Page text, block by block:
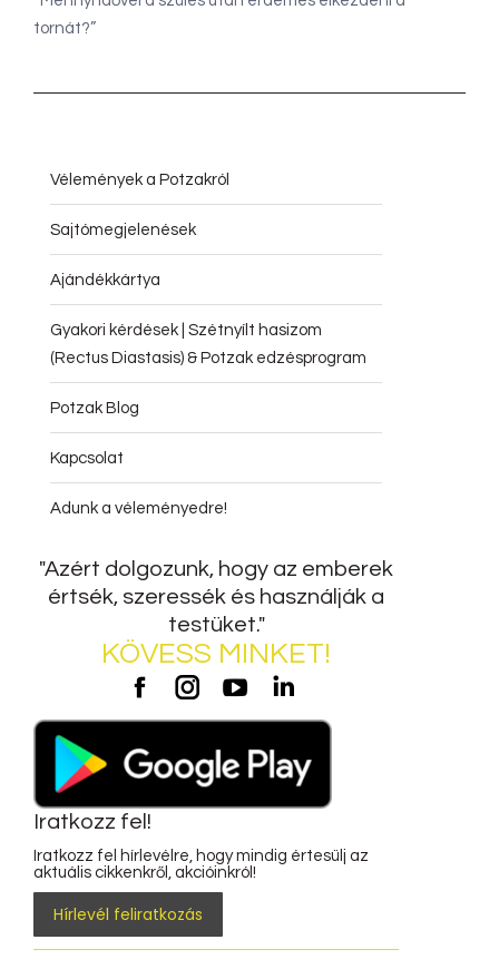
tornát?”
Vélemények a Potzakról
Sajtómegjelenések
Ajándékkártya
Gyakori kérdések | Szétnyílt hasizom
(Rectus Diastasis) & Potzak edzésprogram
Potzak Blog
Kapcsolat
Adunk a véleményedre!
"Azért dolgozunk, hogy az emberek
értsék, szeressék és használják a
testüket."
KÖVESS MINKET!
Potzak
Facebook
Potzak
Instagram
Potzak
Youtube
Potzak
LinkedIn
Iratkozz fel!
Iratkozz fel hírlevélre, hogy mindig értesülj az
aktuális cikkenkről, akcióinkról!
Hírlevél feliratkozás